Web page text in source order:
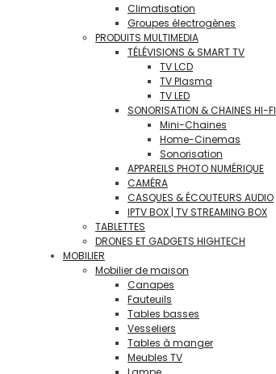
Climatisation
Groupes électrogènes
PRODUITS MULTIMEDIA
TÉLÉVISIONS & SMART TV
TV LCD
TV Plasma
TV LED
SONORISATION & CHAINES HI-FI
Mini-Chaines
Home-Cinemas
Sonorisation
APPAREILS PHOTO NUMÉRIQUE
CAMÉRA
CASQUES & ÉCOUTEURS AUDIO
IPTV BOX | TV STREAMING BOX
TABLETTES
DRONES ET GADGETS HIGHTECH
MOBILIER
Mobilier de maison
Canapes
Fauteuils
Tables basses
Vesseliers
Tables à manger
Meubles TV